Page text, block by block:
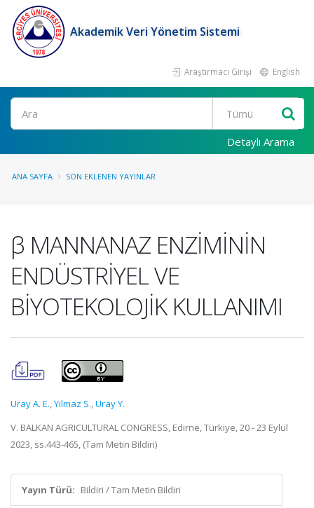
Akademik Veri Yönetim Sistemi
Araştırmacı Girişi English
Ara
Detaylı Arama
ANA SAYFA SON EKLENEN YAYINLAR
β MANNANAZ ENZİMİNİN
ENDÜSTRİYEL VE
BİYOTEKOLOJİK KULLANIMI
Uray A. E.,Yılmaz S.,Uray Y.
V. BALKAN AGRICULTURAL CONGRESS, Edirne, Türkiye, 20 - 23 Eylül
2023, ss.443-465, (Tam Metin Bildiri)
Yayın Türü: Bildiri / Tam Metin Bildiri